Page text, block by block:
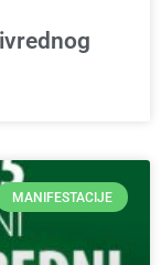
MANIFESTACIJE